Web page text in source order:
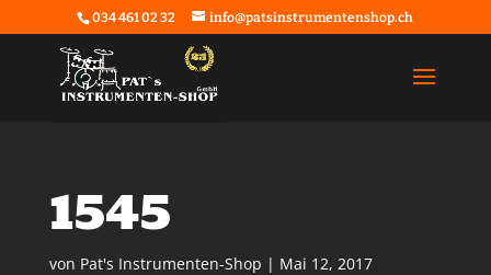
034 461 02 32 info@patsinstrumentenshop.ch
1545
von Pat's Instrumenten-Shop | Mai 12, 2017